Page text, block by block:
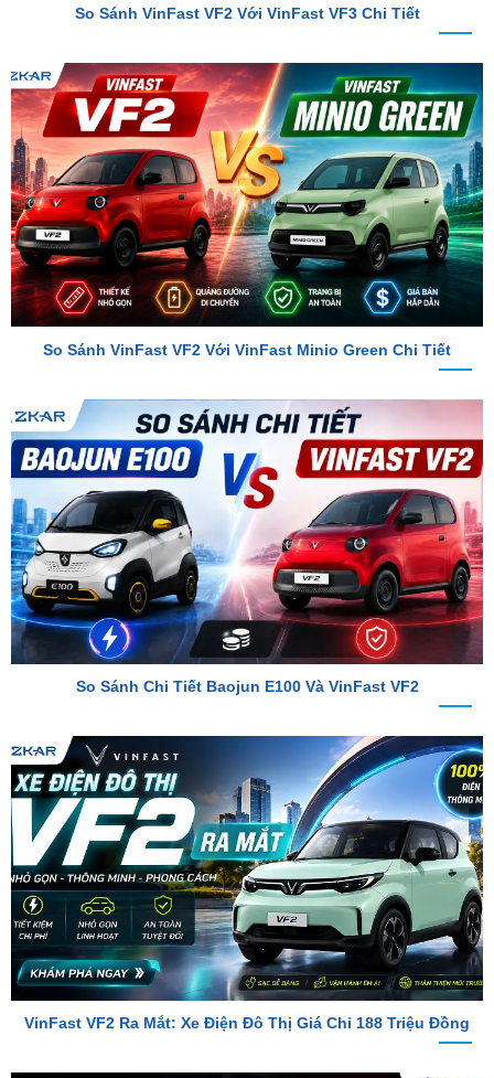
So Sánh VinFast VF2 Với VinFast Minio Green Chi Tiết
So Sánh Chi Tiết Baojun E100 Và VinFast VF2
VinFast VF2 Ra Mắt: Xe Điện Đô Thị Giá Chỉ 188 Triệu Đồng